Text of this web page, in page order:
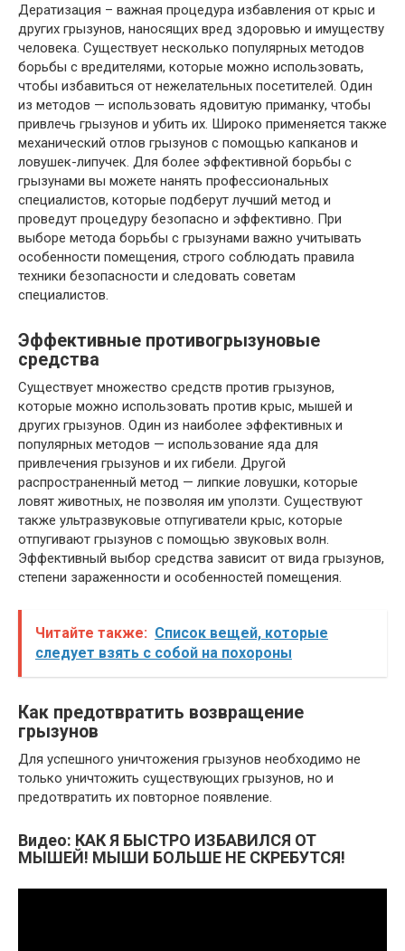
Дератизация – важная процедура избавления от крыс и
других грызунов, наносящих вред здоровью и имуществу
человека. Существует несколько популярных методов
борьбы с вредителями, которые можно использовать,
чтобы избавиться от нежелательных посетителей. Один
из методов — использовать ядовитую приманку, чтобы
привлечь грызунов и убить их. Широко применяется также
механический отлов грызунов с помощью капканов и
ловушек-липучек. Для более эффективной борьбы с
грызунами вы можете нанять профессиональных
специалистов, которые подберут лучший метод и
проведут процедуру безопасно и эффективно. При
выборе метода борьбы с грызунами важно учитывать
особенности помещения, строго соблюдать правила
техники безопасности и следовать советам
специалистов.
Эффективные противогрызуновые
средства
Существует множество средств против грызунов,
которые можно использовать против крыс, мышей и
других грызунов. Один из наиболее эффективных и
популярных методов — использование яда для
привлечения грызунов и их гибели. Другой
распространенный метод — липкие ловушки, которые
ловят животных, не позволяя им уползти. Существуют
также ультразвуковые отпугиватели крыс, которые
отпугивают грызунов с помощью звуковых волн.
Эффективный выбор средства зависит от вида грызунов,
степени зараженности и особенностей помещения.
Читайте также: Список вещей, которые
следует взять с собой на похороны
Как предотвратить возвращение
грызунов
Для успешного уничтожения грызунов необходимо не
только уничтожить существующих грызунов, но и
предотвратить их повторное появление.
Видео: КАК Я БЫСТРО ИЗБАВИЛСЯ ОТ
МЫШЕЙ! МЫШИ БОЛЬШЕ НЕ СКРЕБУТСЯ!